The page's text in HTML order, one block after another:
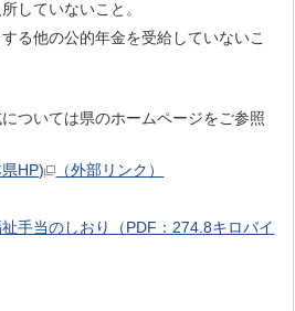
ていないこと。
他の公的年金を受給していないこ
ついては県のホームページをご参照
HP)
（外部リンク）
手当のしおり（PDF：274.8キロバイ